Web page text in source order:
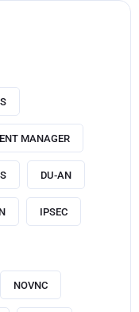
MANAGER
DU-AN
IPSEC
NOVNC